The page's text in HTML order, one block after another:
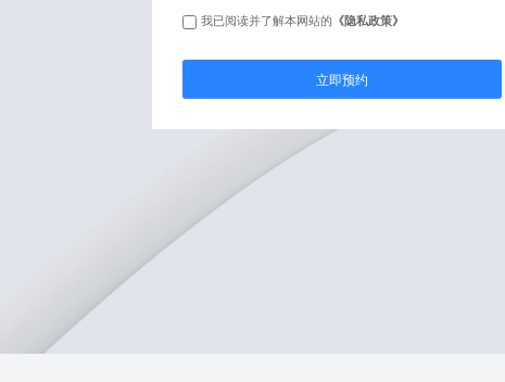
我已阅读并了解本网站的 《隐私政策》
立即预约